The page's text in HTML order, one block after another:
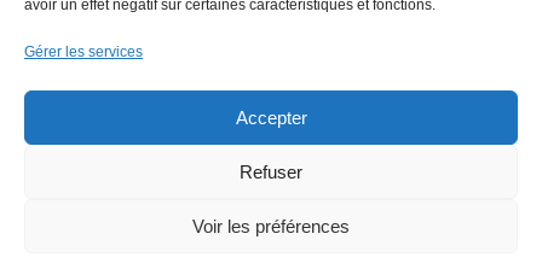
avoir un effet négatif sur certaines caractéristiques et fonctions.
Gérer les services
Accepter
Refuser
Voir les préférences
Se syndiquer en ligne
Nous contacter
Liens utiles